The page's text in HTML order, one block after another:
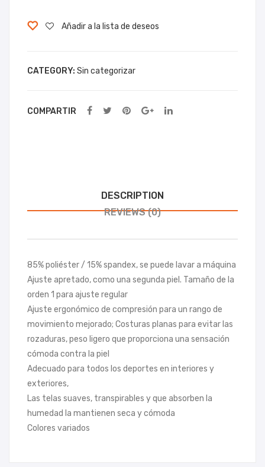
Añadir a la lista de deseos
CATEGORY: Sin categorizar
COMPARTIR
DESCRIPTION
REVIEWS (0)
85% poliéster / 15% spandex, se puede lavar a máquina
Ajuste apretado, como una segunda piel. Tamaño de la
orden 1 para ajuste regular
Ajuste ergonómico de compresión para un rango de
movimiento mejorado; Costuras planas para evitar las
rozaduras, peso ligero que proporciona una sensación
cómoda contra la piel
Adecuado para todos los deportes en interiores y
exteriores,
Las telas suaves, transpirables y que absorben la
humedad la mantienen seca y cómoda
Colores variados